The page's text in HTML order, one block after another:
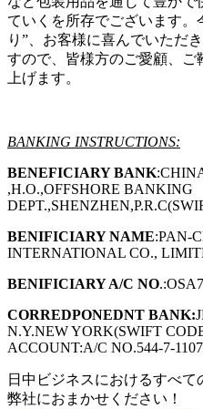
ていくを所存でございます。
り”、お客様に喜んでいただ
すので、皆様方のご愛顧、ご
上げます。
BANKING INSTRUCTIONS:
BENEFICIARY BANK
,H.O.,OFFSHORE BANKING
BENIFICIARY NAME:PAN-
INTERNATIONAL CO.,
BENIFICIARY A/C NO
CORREDPONEDNT BANK:
N.Y.NEW YORK(SWIFT
ACCOUNT:A/C NO.544-7-
日中ビジネスにおけるすべて
弊社におまかせください！